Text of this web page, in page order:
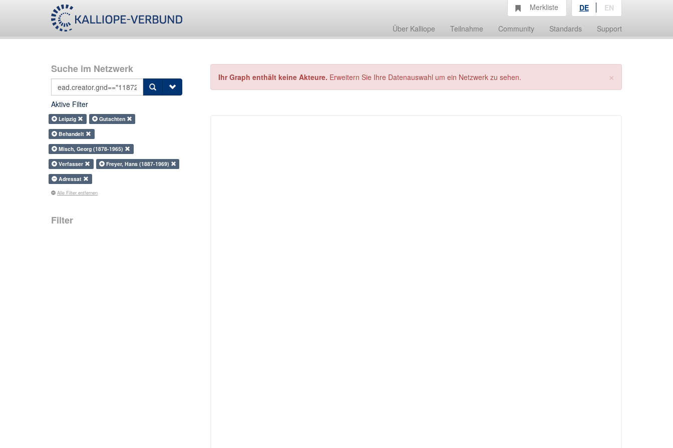
Über Kalliope Teilnahme Community Standards Support
Merkliste DE EN
Suche im Netzwerk
Aktive Filter
Leipzig
Gutachten
Behandelt
Misch, Georg (1878-1965)
Verfasser
Freyer, Hans (1887-1969)
Adressat
Alle Filter entfernen
Filter
×
Ihr Graph enthält keine Akteure. Erweitern Sie Ihre Datenauswahl um ein Netzwerk zu sehen.